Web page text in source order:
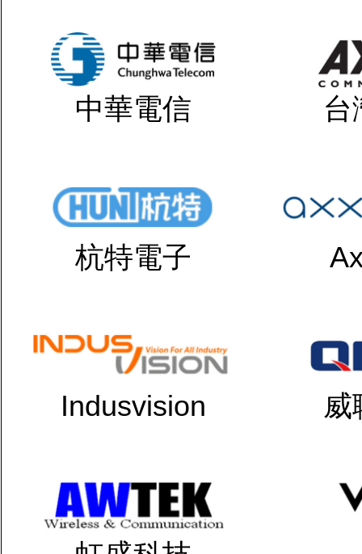
中華電信 台
杭特電子
Indusvision 威